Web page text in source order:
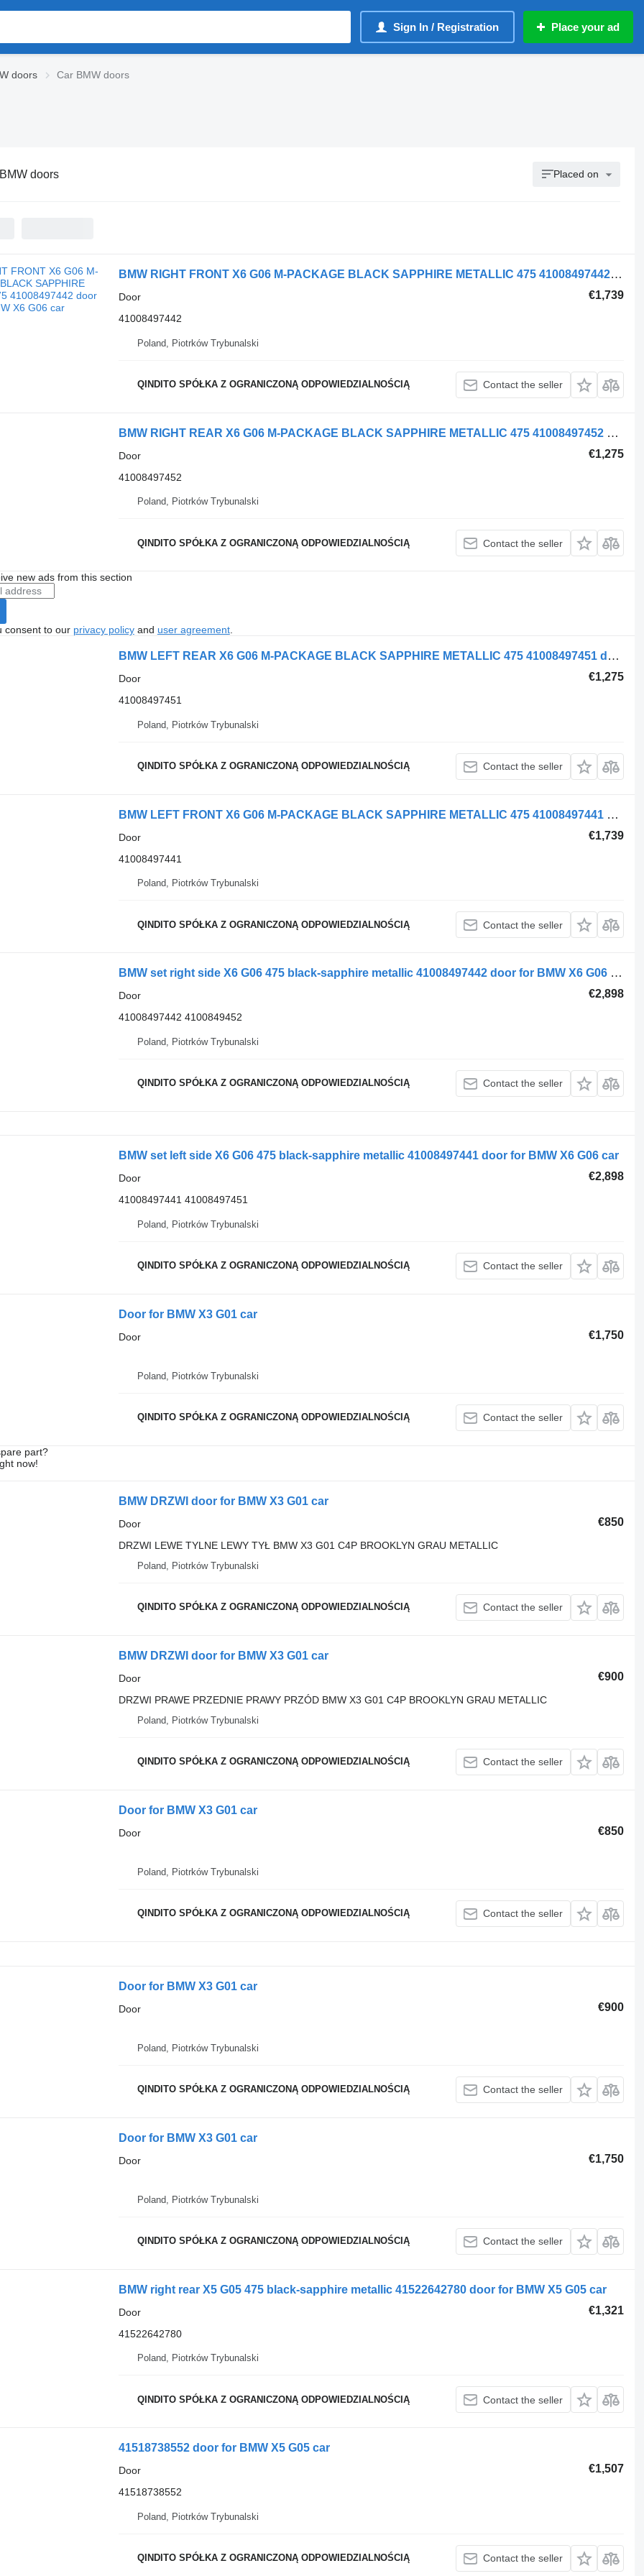
Sign In / Registration Place your ad
doors Car BMW doors
doors Placed on
BMW RIGHT FRONT X6 G06 M-PACKAGE BLACK SAPPHIRE METALLIC 475 41008497442 door for BMW X6 G06 car
€1,739
Door
41008497442
Poland, Piotrków Trybunalski
QINDITO SPÓŁKA Z OGRANICZONĄ ODPOWIEDZIALNOŚCIĄ Contact the seller
BMW RIGHT REAR X6 G06 M-PACKAGE BLACK SAPPHIRE METALLIC 475 41008497452 door for BMW X6 G06 car
€1,275
Door
41008497452
Poland, Piotrków Trybunalski
QINDITO SPÓŁKA Z OGRANICZONĄ ODPOWIEDZIALNOŚCIĄ Contact the seller
new ads from this section
consent to our privacy policyand user agreement.
BMW LEFT REAR X6 G06 M-PACKAGE BLACK SAPPHIRE METALLIC 475 41008497451 door for BMW X6 G06 car
€1,275
Door
41008497451
Poland, Piotrków Trybunalski
QINDITO SPÓŁKA Z OGRANICZONĄ ODPOWIEDZIALNOŚCIĄ Contact the seller
BMW LEFT FRONT X6 G06 M-PACKAGE BLACK SAPPHIRE METALLIC 475 41008497441 door for BMW X6 G06 car
€1,739
Door
41008497441
Poland, Piotrków Trybunalski
QINDITO SPÓŁKA Z OGRANICZONĄ ODPOWIEDZIALNOŚCIĄ Contact the seller
BMW set right side X6 G06 475 black-sapphire metallic 41008497442 door for BMW X6 G06 car
€2,898
Door
41008497442 4100849452
Poland, Piotrków Trybunalski
QINDITO SPÓŁKA Z OGRANICZONĄ ODPOWIEDZIALNOŚCIĄ Contact the seller
BMW set left side X6 G06 475 black-sapphire metallic 41008497441 door for BMW X6 G06 car
€2,898
Door
41008497441 41008497451
Poland, Piotrków Trybunalski
QINDITO SPÓŁKA Z OGRANICZONĄ ODPOWIEDZIALNOŚCIĄ Contact the seller
Door for BMW X3 G01 car
€1,750
Door
Poland, Piotrków Trybunalski
QINDITO SPÓŁKA Z OGRANICZONĄ ODPOWIEDZIALNOŚCIĄ Contact the seller
part?
now!
BMW DRZWI door for BMW X3 G01 car
€850
Door
DRZWI LEWE TYLNE LEWY TYŁ BMW X3 G01 C4P BROOKLYN GRAU METALLIC
Poland, Piotrków Trybunalski
QINDITO SPÓŁKA Z OGRANICZONĄ ODPOWIEDZIALNOŚCIĄ Contact the seller
BMW DRZWI door for BMW X3 G01 car
€900
Door
DRZWI PRAWE PRZEDNIE PRAWY PRZÓD BMW X3 G01 C4P BROOKLYN GRAU METALLIC
Poland, Piotrków Trybunalski
QINDITO SPÓŁKA Z OGRANICZONĄ ODPOWIEDZIALNOŚCIĄ Contact the seller
Door for BMW X3 G01 car
€850
Door
Poland, Piotrków Trybunalski
QINDITO SPÓŁKA Z OGRANICZONĄ ODPOWIEDZIALNOŚCIĄ Contact the seller
Door for BMW X3 G01 car
€900
Door
Poland, Piotrków Trybunalski
QINDITO SPÓŁKA Z OGRANICZONĄ ODPOWIEDZIALNOŚCIĄ Contact the seller
Door for BMW X3 G01 car
€1,750
Door
Poland, Piotrków Trybunalski
QINDITO SPÓŁKA Z OGRANICZONĄ ODPOWIEDZIALNOŚCIĄ Contact the seller
BMW right rear X5 G05 475 black-sapphire metallic 41522642780 door for BMW X5 G05 car
€1,321
Door
41522642780
Poland, Piotrków Trybunalski
QINDITO SPÓŁKA Z OGRANICZONĄ ODPOWIEDZIALNOŚCIĄ Contact the seller
41518738552 door for BMW X5 G05 car
€1,507
Door
41518738552
Poland, Piotrków Trybunalski
QINDITO SPÓŁKA Z OGRANICZONĄ ODPOWIEDZIALNOŚCIĄ Contact the seller